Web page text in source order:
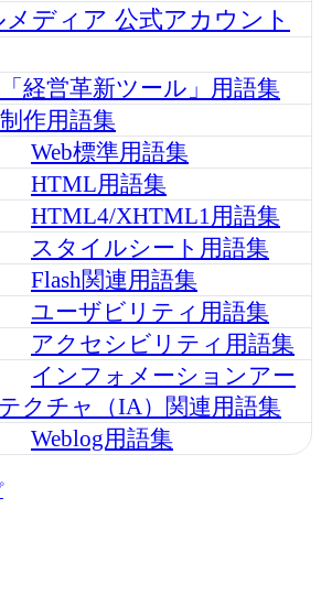
ディア 公式アカウント
経営革新ツール」用語集
作用語集
Web標準用語集
HTML用語集
HTML4/XHTML1用語集
スタイルシート用語集
Flash関連用語集
ユーザビリティ用語集
アクセシビリティ用語集
インフォメーションアー
クチャ（IA）関連用語集
Weblog用語集